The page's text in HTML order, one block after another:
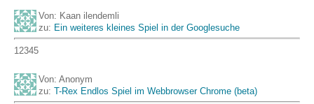
Von: Kaan ilendemli
zu: Ein weiteres kleines Spiel in der Googlesuche
12345
Von: Anonym
zu: T-Rex Endlos Spiel im Webbrowser Chrome (beta)